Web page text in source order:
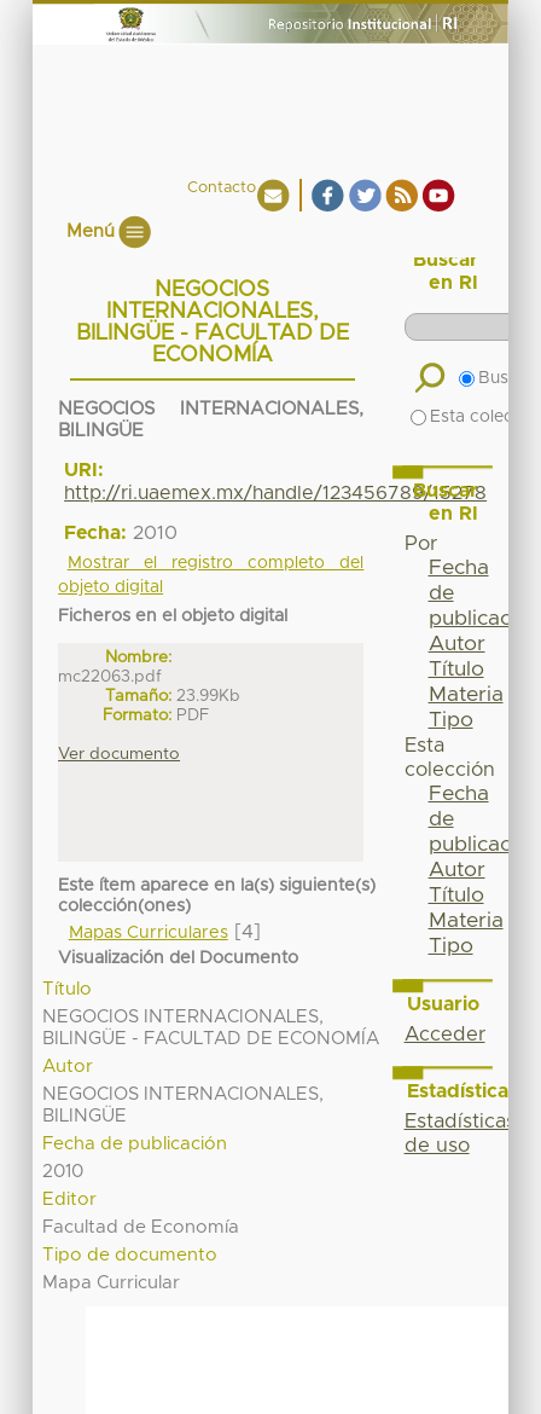
Contacto
Menú
NEGOCIOS
INTERNACIONALES,
BILINGÜE - FACULTAD DE
ECONOMÍA
NEGOCIOS INTERNACIONALES,
BILINGÜE
URI:
http://ri.uaemex.mx/handle/123456789/15278
Fecha: 2010
Mostrar el registro completo del
objeto digital
Ficheros en el objeto digital
Nombre:
mc22063.pdf
Tamaño: 23.99Kb
Formato: PDF
Ver documento
Este ítem aparece en la(s) siguiente(s)
colección(ones)
Mapas Curriculares[4]
Visualización del Documento
Título
NEGOCIOS INTERNACIONALES,
BILINGÜE - FACULTAD DE ECONOMÍA
Autor
NEGOCIOS INTERNACIONALES,
BILINGÜE
Fecha de publicación
2010
Editor
Facultad de Economía
Tipo de documento
Mapa Curricular
Buscar
en RI
Buscar
Esta
Buscar
en RI
Por
Fecha
de
publicación
Autor
Título
Materia
Tipo
Esta
colección
Fecha
de
publicación
Autor
Título
Materia
Tipo
Usuario
Acceder
Estadísticas
Estadísticas
de uso